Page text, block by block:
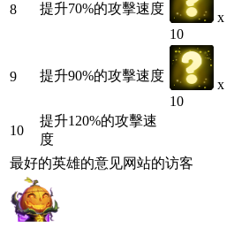
8 提升70%的攻擊速度
x
10
9 提升90%的攻擊速度
x
10
10
提升120%的攻擊速
度
最好的英雄的意见网站的访客